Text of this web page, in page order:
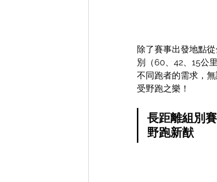
除了賽事出發地點
別（60、42、15公
不同跑者的需求，
受野跑之樂！
長距離組別
野跑新猷